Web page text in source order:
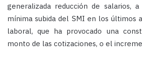
generalizada reducción de salarios,
mínima subida del SMI en los últimos
laboral, que ha provocado una
monto de las cotizaciones, o el